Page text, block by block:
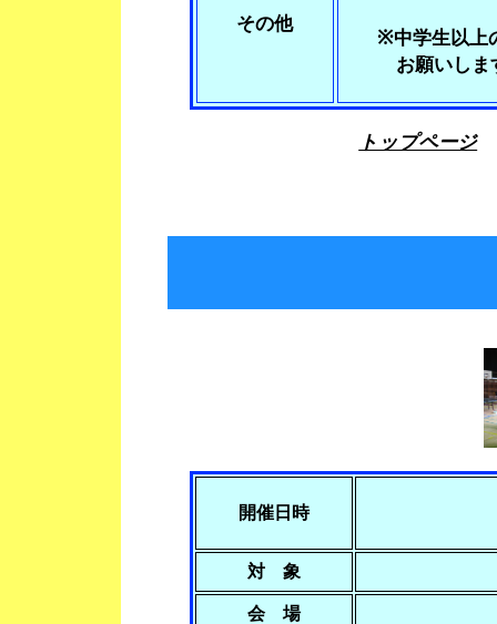
その他
※中学生以上の
お願いしま
トップページ
開催日時
対 象
会 場